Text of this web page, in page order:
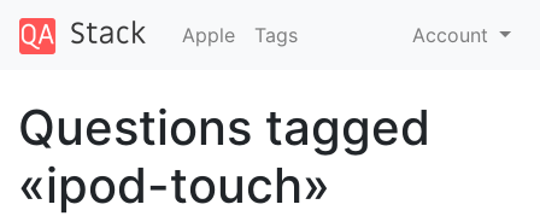
Apple Tags Account
Questions tagged
«ipod-touch»